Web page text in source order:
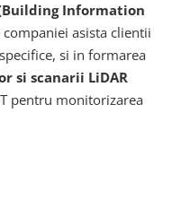
Information
asista clientii
si in formarea
si scanarii LiDAR
pentru monitorizarea